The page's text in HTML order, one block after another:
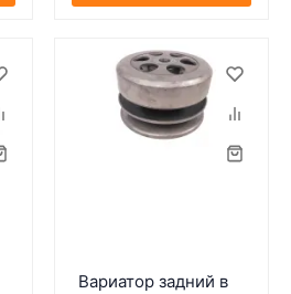
Вариатор задний в